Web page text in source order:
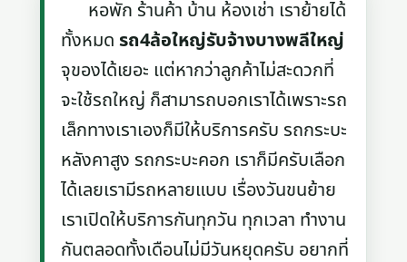
หอพัก ร้านค้า บ้าน ห้องเช่า เราย้ายได้
ทั้งหมดรถ4ล้อใหญ่รับจ้างบางพลีใหญ่
จุของได้เยอะ แต่หากว่าลูกค้าไม่สะดวกที่
จะใช้รถใหญ่ ก็สามารถบอกเราได้เพราะรถ
เล็กทางเราเองก็มีให้บริการครับ รถกระบะ
หลังคาสูง รถกระบะคอก เราก็มีครับเลือก
ได้เลยเรามีรถหลายแบบ เรื่องวันขนย้าย
เราเปิดให้บริการกันทุกวัน ทุกเวลา ทำงาน
กันตลอดทั้งเดือนไม่มีวันหยุดครับ อยากที่